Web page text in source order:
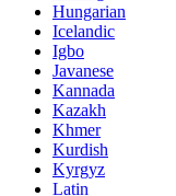
Hungarian
Icelandic
Igbo
Javanese
Kannada
Kazakh
Khmer
Kurdish
Kyrgyz
Latin